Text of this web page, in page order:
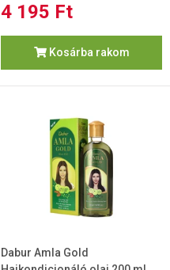
4 195 Ft
Kosárba rakom
Dabur Amla Gold